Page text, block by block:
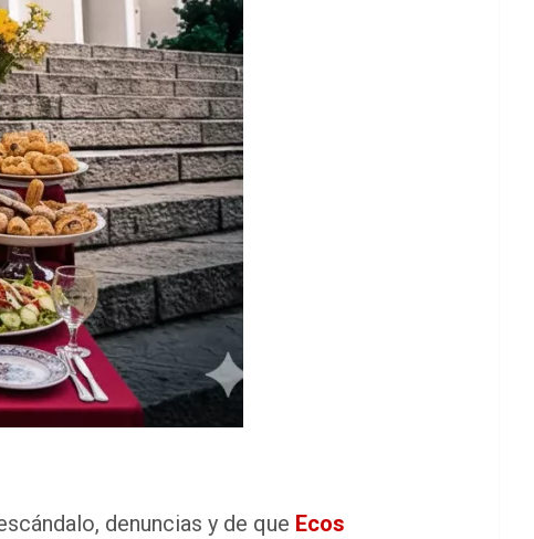
denuncias y de que Ecos